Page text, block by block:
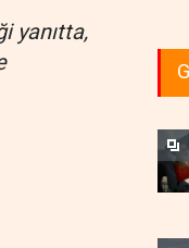
yanıtta,